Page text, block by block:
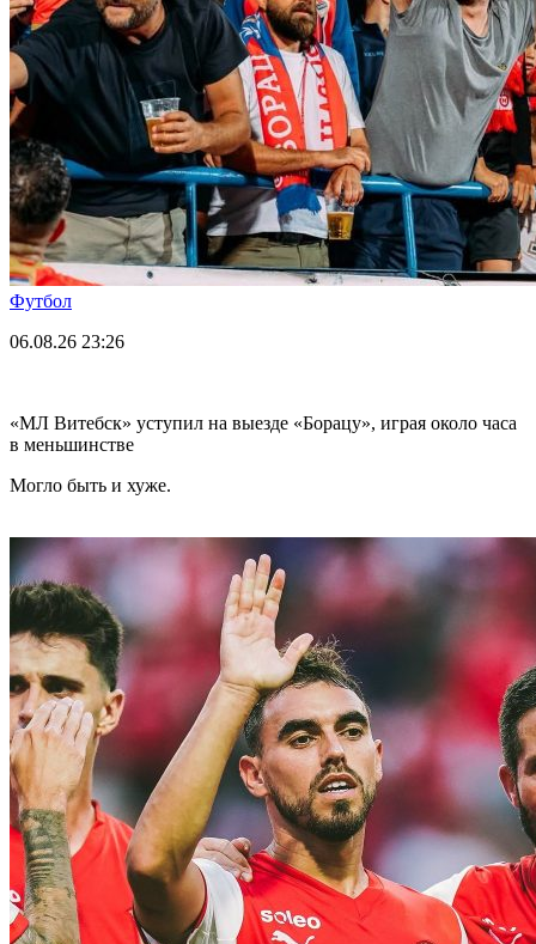
Футбол
06.08.26 23:26
«МЛ Витебск» уступил на выезде «Борацу», играя около часа
в меньшинстве
Могло быть и хуже.